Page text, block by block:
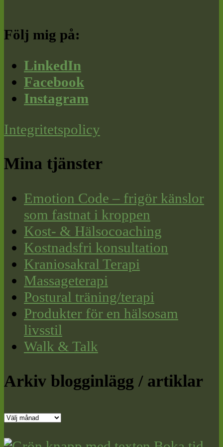
Följ mig på:
LinkedIn
Facebook
Instagram
Integritetspolicy
Mina tjänster
Emotion Code – frigör känslor
som fastnat i kroppen
Kost- & Hälsocoaching
Kostnadsfri konsultation
Kraniosakral Terapi
Massageterapi
Postural träning/terapi
Produkter för en hälsosam
livsstil
Walk & Talk
Arkiv blogginlägg / artiklar
Arkiv